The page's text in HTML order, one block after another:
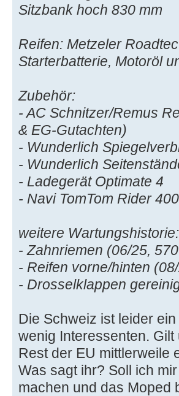
Sitzbank hoch 830 mm
Reifen: Metzeler
Starterbatterie, Motoröl
Zubehör:
- AC Schnitzer/Remus
& EG-Gutachten)
- Wunderlich
- Wunderlich
- Ladegerät Optimate 4
- Navi TomTom Rider
weitere Wartungshistorie:
- Zahnriemen (06/25,
- Reifen vorne/hinten
- Drosselklappen
Die Schweiz ist leider
wenig Interessenten.
Rest der EU mittlerweile
Was sagt ihr? Soll ich
machen und das Moped